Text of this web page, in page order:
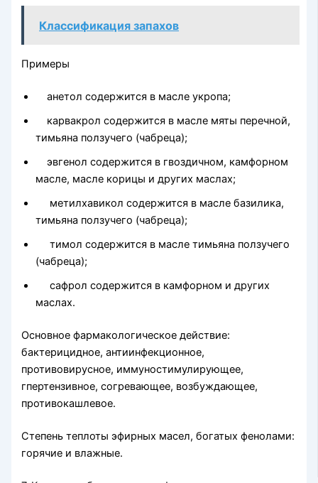
Классификация запахов
Примеры
анетол содержится в масле укропа;
карвакрол содержится в масле мяты перечной,
тимьяна ползучего (чабреца);
эвгенол содержится в гвоздичном, камфорном
масле, мас­ле корицы и других маслах;
метилхавикол содержится в масле базилика,
тимьяна пол­зучего (чабреца);
тимол содержится в масле тимьяна ползучего
(чабреца);
сафрол содержится в камфорном и других
маслах.
Основное фармакологическое действие:
бактерицидное, анти­инфекционное,
противовирусное, иммуностимулирующее,
гпертензивное, согревающее, возбуждающее,
противокашлевое.
Степень теплоты эфирных масел, богатых фенолами:
горя­чие и влажные.